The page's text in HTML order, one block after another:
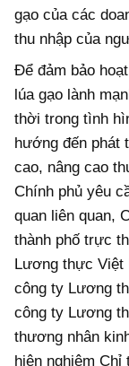
gạo của các
thu nhập của
Để đảm bảo
lúa gạo lành
thời trong tình
hướng đến phát
cao, nâng cao
Chính phủ yêu
quan liên quan,
thành phố trực
Lương thực Việt
công ty Lương
công ty Lương
thương nhân
hiện nghiêm Chỉ